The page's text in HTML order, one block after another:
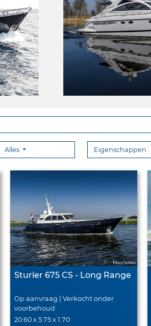
Alles Eigenschappen
Sturier 675 CS - Long Range
Op aanvraag | Verkocht onder
voorbehoud
20.60 x 5.75 x 1.70